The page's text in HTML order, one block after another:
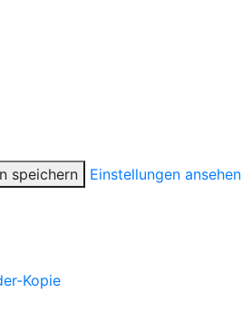
speichern
Einstellungen ansehen